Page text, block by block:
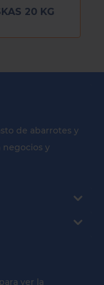
20 KG
de abarrotes y
negocios y
ver la